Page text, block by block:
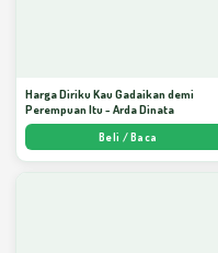
Harga Diriku Kau Gadaikan demi
Perempuan Itu - Arda Dinata
Beli / Baca